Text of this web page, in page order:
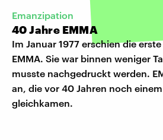
Emanzipation
40 Jahre EMMA
Im Januar 1977 erschien die
EMMA. Sie war binnen weniger
musste nachgedruckt werden.
an, die vor 40 Jahren noch
gleichkamen.